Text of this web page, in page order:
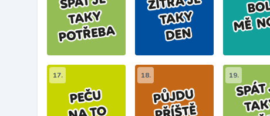
17. 18. 19.